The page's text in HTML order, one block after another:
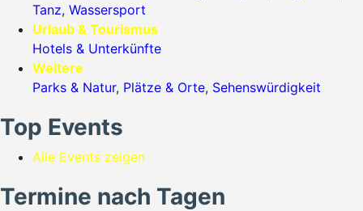
Tanz, Wassersport
Urlaub & Tourismus
Hotels & Unterkünfte
Weitere
Parks & Natur, Plätze & Orte, Sehenswürdigkeit
Top Events
Alle Events zeigen
Termine nach Tagen